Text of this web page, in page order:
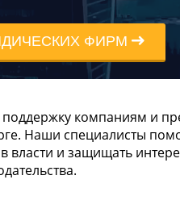
ФИРМ
компаниям и
Наши специалисты
власти и защищать